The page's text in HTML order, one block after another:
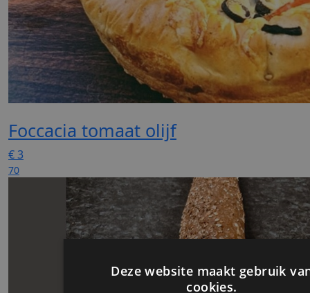
Foccacia tomaat olijf
€3
70
Deze website maakt gebruik
cookies.